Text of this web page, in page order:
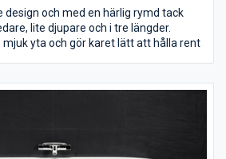
design och med en härlig rymd tack
lite djupare och i tre längder.
yta och gör karet lätt att hålla rent